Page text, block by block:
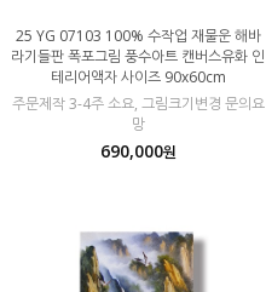
25 YG 07103 100% 수작업 재물운 해바
라기들판 폭포그림 풍수아트 캔버스유화 인
테리어액자 사이즈 90x60cm
주문제작 3-4주 소요, 그림크기변경 문의요
망
690,000원